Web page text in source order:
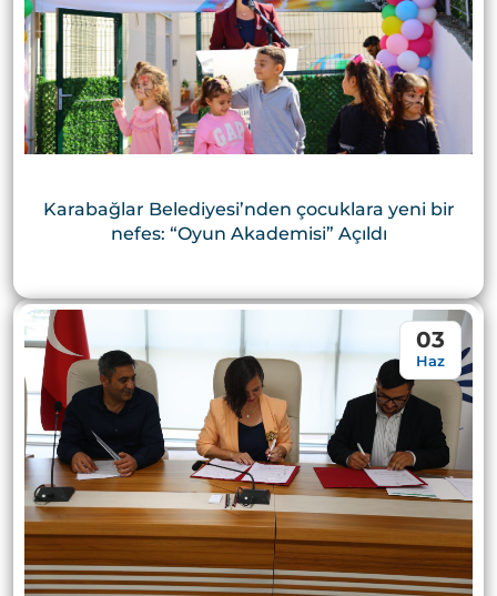
Karabağlar Belediyesi’nden çocuklara yeni bir
nefes: “Oyun Akademisi” Açıldı
03
Haz